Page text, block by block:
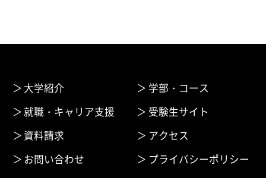
大学紹介
学部・コース
就職・キャリア支援
受験生サイト
資料請求
アクセス
お問い合わせ
プライバシーポリシー